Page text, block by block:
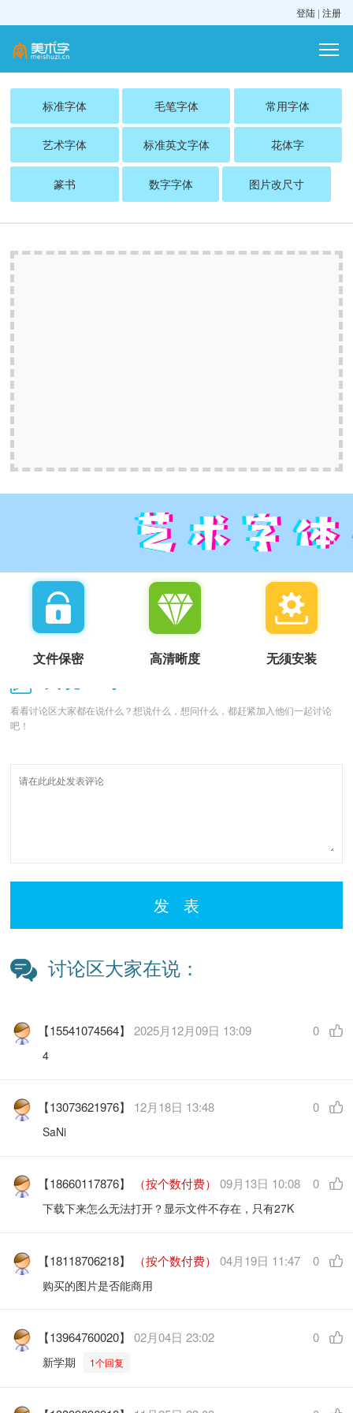
登陆 | 注册
标准字体 毛笔字体 常用字体
艺术字体 标准英文字体 花体字
篆书 数字字体 图片改尺寸
文件保密 高清晰度 无须安装
看看讨论区大家都在说什么？想说什么，想问什么，都赶紧加入他们一起讨论
吧！
发 表
讨论区大家在说：
【15541074564】2025月12月09日 13:09 0
4
【13073621976】 12月18日 13:48 0
SaNi
【18660117876】 （按个数付费） 09月13日 10:08 0
下载下来怎么无法打开？显示文件不存在，只有27K
【18118706218】 （按个数付费） 04月19日 11:47 0
购买的图片是否能商用
【13964760020】02月04日 23:02 0
新学期 1个回复